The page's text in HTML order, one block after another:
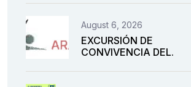
August 6, 2026
EXCURSIÓN DE
CONVIVENCIA DEL.